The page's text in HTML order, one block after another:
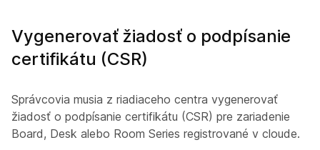
Vygenerovať žiadosť o podpísanie
certifikátu (CSR)
Správcovia musia z riadiaceho centra vygenerovať
žiadosť o podpísanie certifikátu (CSR) pre zariadenie
Board, Desk alebo Room Series registrované v cloude.